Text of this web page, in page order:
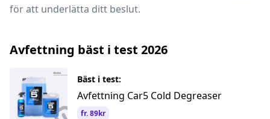
för att underlätta ditt beslut.
Avfettning bäst i test 2026
Bäst i test:
Avfettning Car5 Cold Degreaser
fr. 89kr